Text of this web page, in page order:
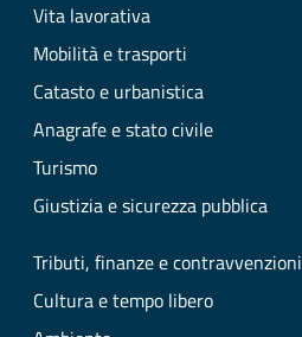
Vita lavorativa
Mobilità e trasporti
Catasto e urbanistica
Anagrafe e stato civile
Turismo
Giustizia e sicurezza pubblica
Tributi, finanze e contravvenzioni
Cultura e tempo libero